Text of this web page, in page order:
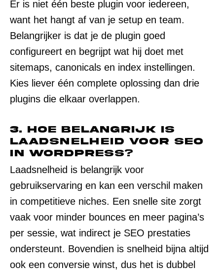
Er is niet één beste plugin voor iedereen,
want het hangt af van je setup en team.
Belangrijker is dat je de plugin goed
configureert en begrijpt wat hij doet met
sitemaps, canonicals en index instellingen.
Kies liever één complete oplossing dan drie
plugins die elkaar overlappen.
3. Hoe belangrijk is
laadsnelheid voor SEO
in WordPress?
Laadsnelheid is belangrijk voor
gebruikservaring en kan een verschil maken
in competitieve niches. Een snelle site zorgt
vaak voor minder bounces en meer pagina’s
per sessie, wat indirect je SEO prestaties
ondersteunt. Bovendien is snelheid bijna altijd
ook een conversie winst, dus het is dubbel